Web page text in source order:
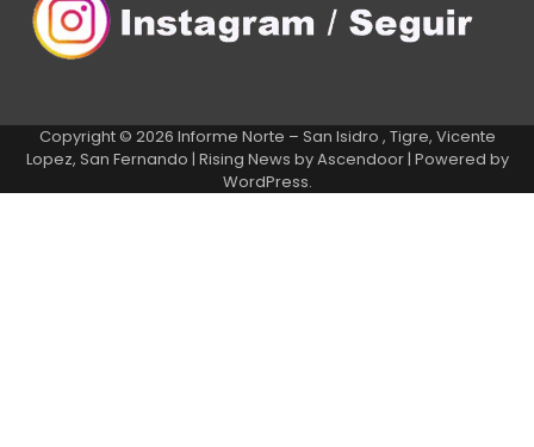
Copyright © 2026 Informe Norte – San Isidro , Tigre, Vicente
Lopez, San Fernando | Rising News byAscendoor| Powered by
WordPress.